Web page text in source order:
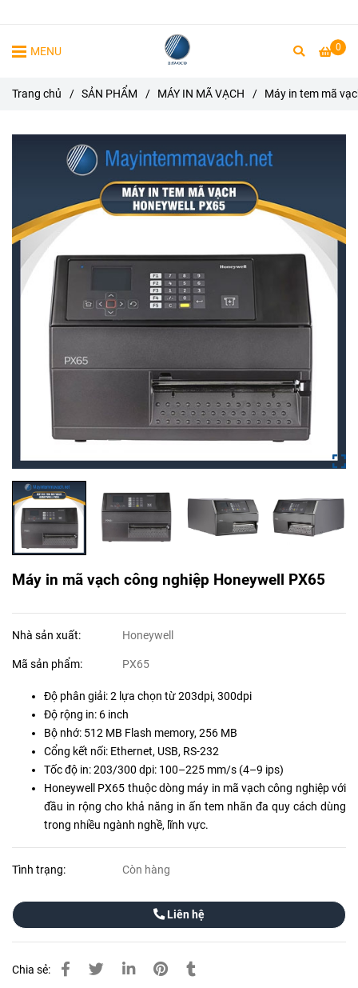
0
MENU
Trang chủ / SẢN PHẨM / MÁY IN MÃ VẠCH / Máy in tem mã
Máy in mã vạch công nghiệp Honeywell PX65
Nhà sản xuất: Honeywell
Mã sản phẩm: PX65
Độ phân giải: 2 lựa chọn từ 203dpi, 300dpi
Độ rộng in: 6 inch
Bộ nhớ: 512 MB Flash memory, 256 MB
Cổng kết nối: Ethernet, USB, RS-232
Tốc độ in: 203/300 dpi: 100–225 mm/s (4–9 ips)
Honeywell PX65 thuộc dòng máy in mã vạch công nghiệp với
đầu in rộng cho khả năng in ấn tem nhãn đa quy cách dùng
trong nhiều ngành nghề, lĩnh vực.
Tình trạng: Còn hàng
Liên hệ
Chia sẻ: